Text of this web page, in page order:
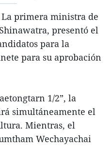
primera ministra de
presentó el
para la
para su aprobación
1/2”, la
simultáneamente el
Mientras, el
Wechayachai